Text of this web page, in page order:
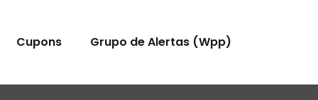
Cupons Grupo de Alertas (Wpp)